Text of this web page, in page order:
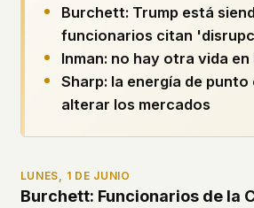
We can't tell where our readers
what devices they use, or
back. Every other news site has
chose not to.
We think the tradeoff is worth it.
people reading about it deserve
military service member, a Hill
someone who's curious – your
Burchett: Trump está
funcionarios citan
Inman: no hay otra vida en
Sharp: la energía de
alterar los mercados
LUNES, 1 DE JUNIO
Burchett: Funcionarios de la